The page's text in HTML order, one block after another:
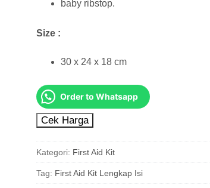
baby ribstop.
Size :
30 x 24 x 18 cm
Order to Whatsapp
Cek Harga
Kategori: First Aid Kit
Tag: First Aid Kit Lengkap Isi